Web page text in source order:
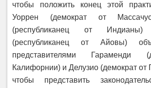
чтобы положить конец этой
Уоррен (демократ от
(республиканец от
(республиканец от Айовы)
представителями Гараменди
Калифорнии) и Делузио (демократ от
чтобы представить